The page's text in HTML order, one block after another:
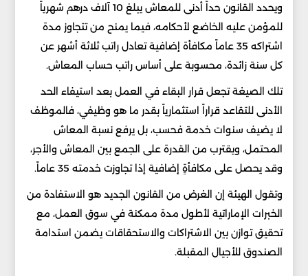
ويحدد القانون حداً أدنى للمعاش يبلغ 10 آلاف درهم شهرياً
للمؤمن عليه الخاضع لأحكامه، فيما يمنح من تتجاوز مدة
اشتراكه 35 عاماً مكافأة إضافية تعادل راتب ثلاثة أشهر عن
كل سنة زائدة، محسوبة على أساس راتب حساب المعاش.
تلك الصيغة تجعل قرار البقاء في العمل بعد استيفاء الحد
الأدنى للتقاعد قراراً استثمارياً بقدر ما هو وظيفي، فالموظف
لا يضيف سنوات خدمة فحسب، بل يرفع نسبة المعاش
المحتمل، ويقترب من القدرة على الجمع بين المعاش والأجر،
وقد يحصل على مكافأةٍ إضافية إذا تجاوزت خدمته 35 عاماً.
وتقول الهيئة إن الغرض من القانون الجديد هو الاستفادة من
الخبرات الإماراتية لأطول مدة ممكنة في سوق العمل، مع
تحقيق توازن بين الاشتراكات والاستحقاقات يضمن استدامة
الصندوق للأجيال المقبلة.